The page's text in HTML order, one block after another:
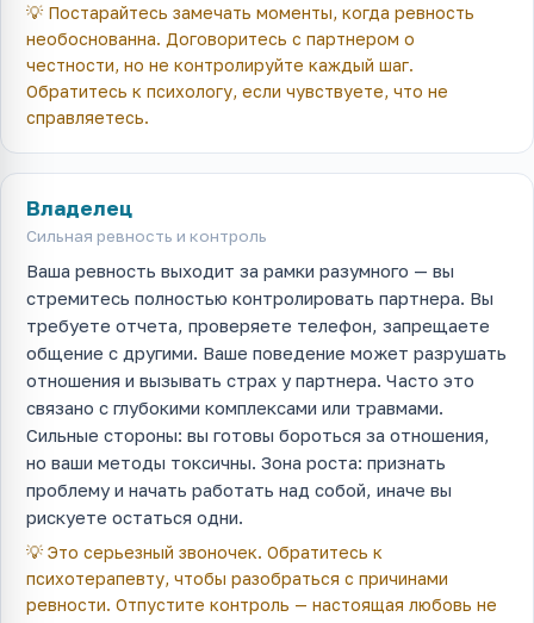
💡 Постарайтесь замечать моменты, когда ревность
необоснованна. Договоритесь с партнером о
честности, но не контролируйте каждый шаг.
Обратитесь к психологу, если чувствуете, что не
справляетесь.
Владелец
Сильная ревность и контроль
Ваша ревность выходит за рамки разумного — вы
стремитесь полностью контролировать партнера. Вы
требуете отчета, проверяете телефон, запрещаете
общение с другими. Ваше поведение может разрушать
отношения и вызывать страх у партнера. Часто это
связано с глубокими комплексами или травмами.
Сильные стороны: вы готовы бороться за отношения,
но ваши методы токсичны. Зона роста: признать
проблему и начать работать над собой, иначе вы
рискуете остаться одни.
💡 Это серьезный звоночек. Обратитесь к
психотерапевту, чтобы разобраться с причинами
ревности. Отпустите контроль — настоящая любовь не